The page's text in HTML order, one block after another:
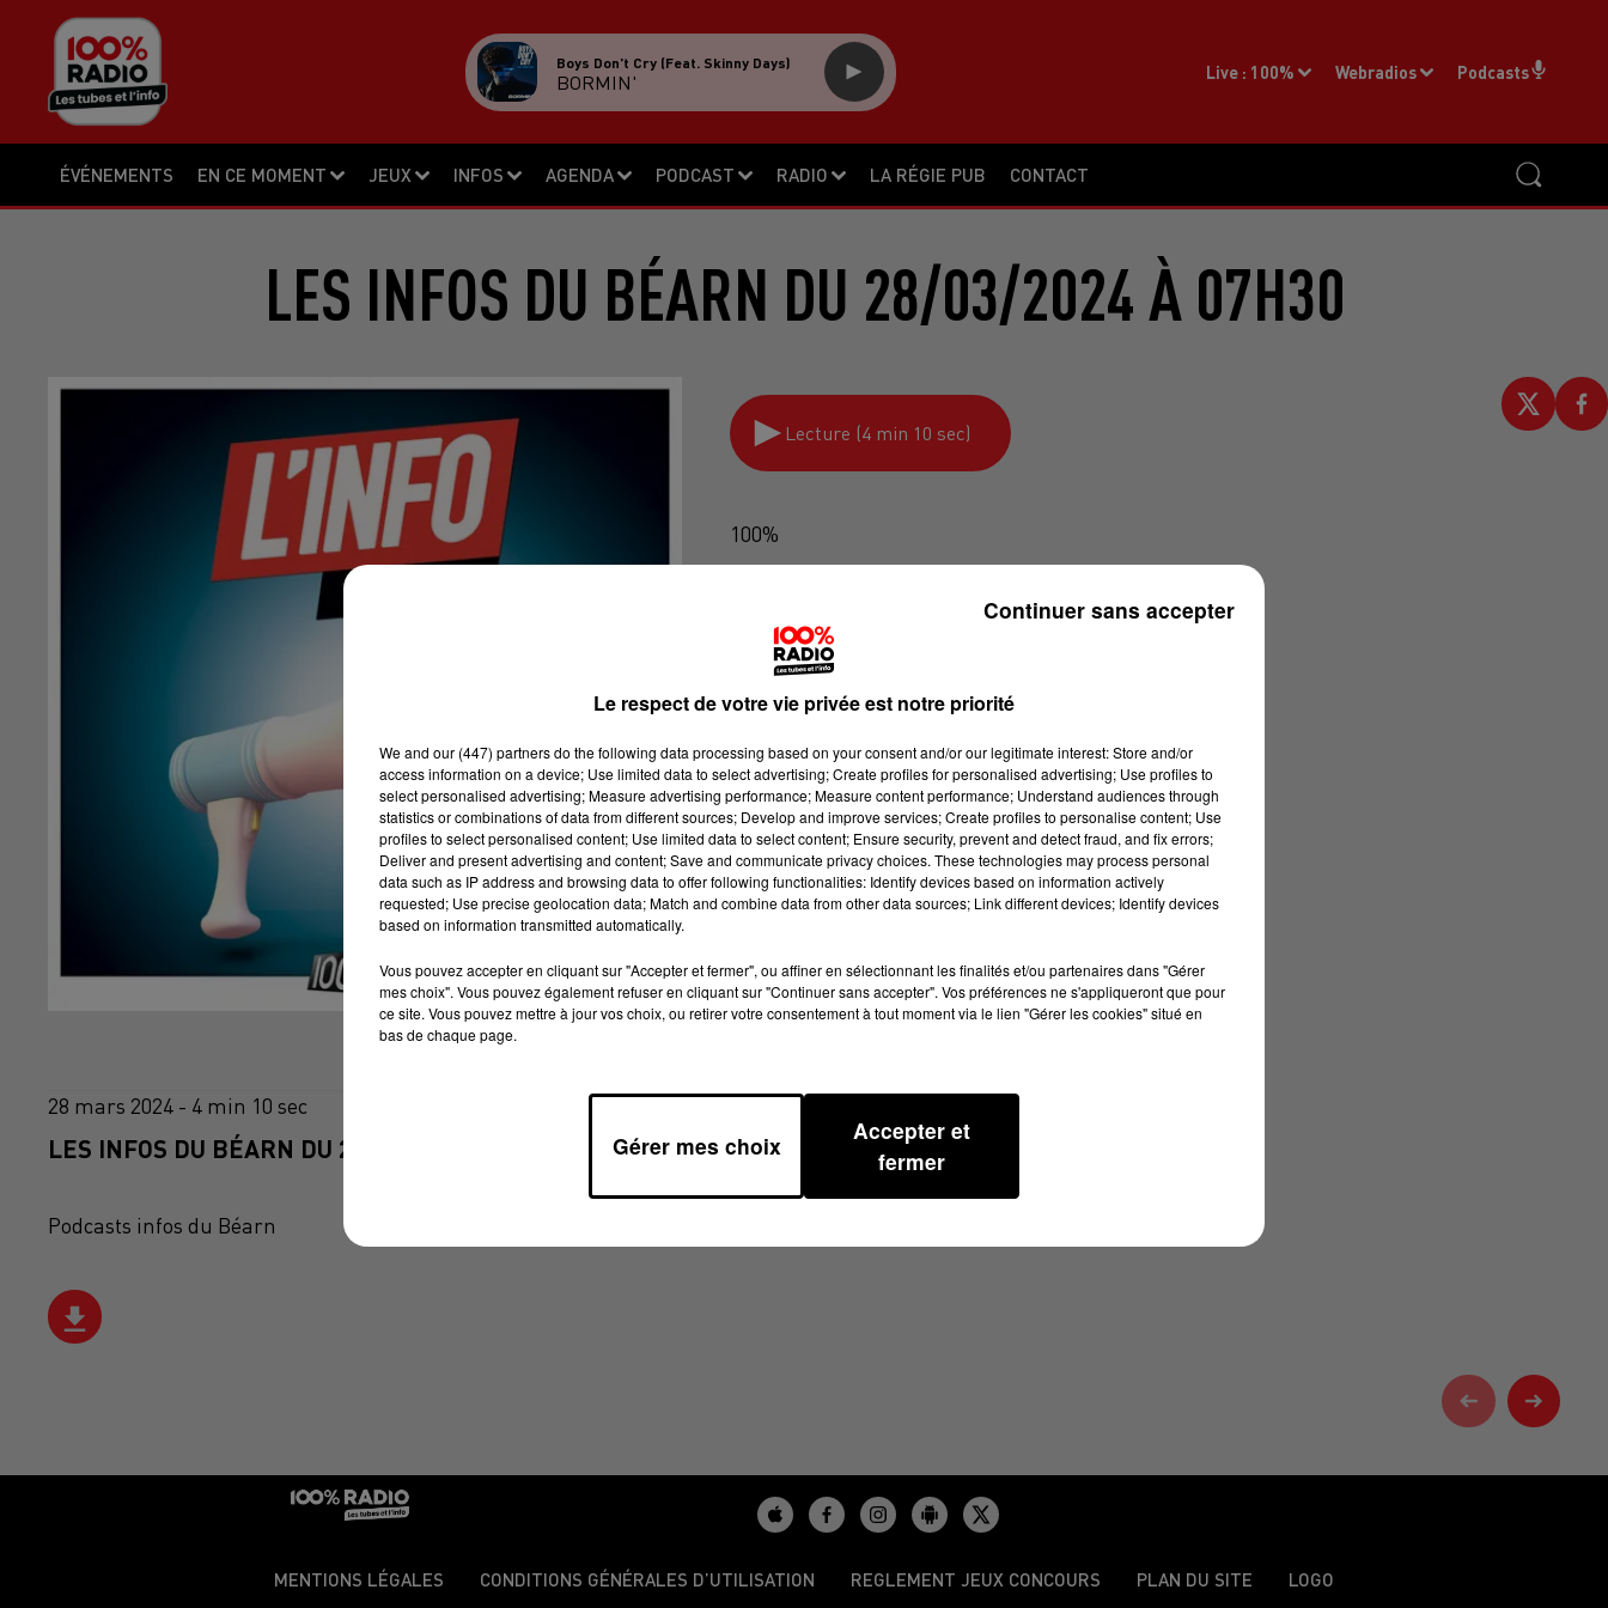
ÉVÉNEMENTS EN CE MOMENT JEUX INFOS AGENDA PODCAST RADIO LA RÉGIE PUB CONTACT
Live : 100% Webradios Podcasts
Boys Don't Cry (feat. Skinny Days)
BORMIN'
LES INFOS DU BÉARN DU 28/03/2024 À 07H30
Lecture (4 min 10 sec)
100%
28 mars 2024 - 4 min 10 sec
LES INFOS DU BÉARN DU 28/03/2024 À 07H30
Podcasts infos du Béarn
MENTIONS LÉGALES CONDITIONS GÉNÉRALES D’UTILISATION REGLEMENT JEUX CONCOURS PLAN DU SITE LOGO
Le respect de votre vie privée est notre priorité
We and our (447) partnersdo the following data processing based on your consent and/or our legitimate interest: Store and/or
access information on a device; Use limited data to select advertising; Create profiles for personalised advertising; Use profiles to
select personalised advertising; Measure advertising performance; Measure content performance; Understand audiences through
statistics or combinations of data from different sources; Develop and improve services; Create profiles to personalise content; Use
profiles to select personalised content; Use limited data to select content; Ensure security, prevent and detect fraud, and fix errors;
Deliver and present advertising and content; Save and communicate privacy choices. These technologies may process personal
data such as IP address and browsing data to offer following functionalities: Identify devices based on information actively
requested; Use precise geolocation data; Match and combine data from other data sources; Link different devices; Identify devices
based on information transmitted automatically.
Vous pouvez accepter en cliquant sur "Accepter et fermer", ou affiner en sélectionnant les finalités et/ou partenaires dans "Gérer
mes choix". Vous pouvez également refuser en cliquant sur "Continuer sans accepter". Vos préférences ne s'appliqueront que pour
ce site. Vous pouvez mettre à jour vos choix, ou retirer votre consentement à tout moment via le lien "Gérer les cookies" situé en
bas de chaque page.
Gérer mes choix
Accepter et
fermer
Continuer sans accepter